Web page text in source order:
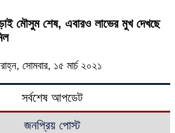
মৌসুম শেষ, এবারও লাভের মুখ দেখছে
সোমবার, ১৫ মার্চ ২০২১
সর্বশেষ আপডেট
জনপ্রিয় পোস্ট